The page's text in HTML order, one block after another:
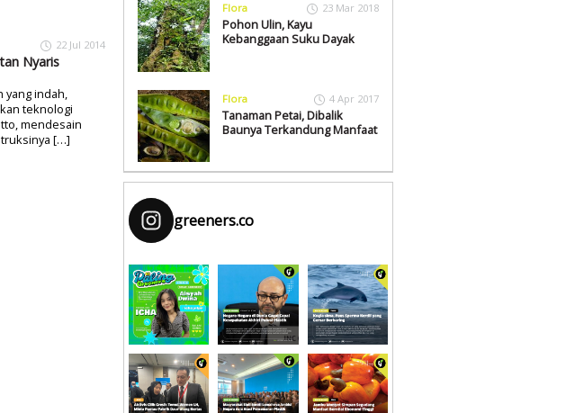
22 Jul 2014
Nyaris
yang indah,
teknologi
mendesain
[…]
Flora 23 Mar 2018
Pohon Ulin, Kayu
Kebanggaan Suku Dayak
Flora 4 Apr 2017
Tanaman Petai, Dibalik
Baunya Terkandung Manfaat
greeners.co